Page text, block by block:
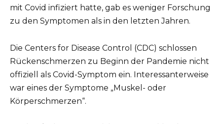
mit Covid infiziert hatte, gab es weniger Forschung
zu den Symptomen als in den letzten Jahren.
Die Centers for Disease Control (CDC) schlossen
Rückenschmerzen zu Beginn der Pandemie nicht
offiziell als Covid-Symptom ein. Interessanterweise
war eines der Symptome „Muskel- oder
Körperschmerzen“.